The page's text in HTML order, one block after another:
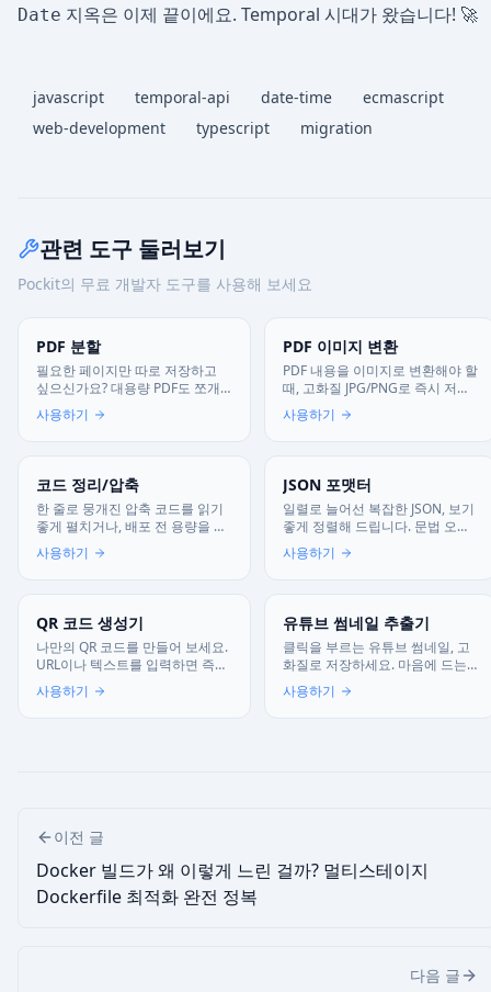
Date 지옥은 이제 끝이에요. Temporal 시대가 왔습니다! 🚀
javascript temporal-api date-time
ecmascript
web-development
typescript migration
관련 도구 둘러보기
Pockit의 무료 개발자 도구를 사용해 보세요
PDF 분할
필요한 페이지만 따로 저장하고
싶으신가요? 대용량 PDF도 쪼개
서 원하는 부분만 안전하게 추출
해 드립니다.
사용하기
PDF 이미지 변환
PDF 내용을 이미지로 변환해야 할
때, 고화질 JPG/PNG로 즉시 저장
해 드립니다. 모든 과정은 브라우
저 내부에서 진행됩니다.
사용하기
코드 정리/압축
한 줄로 뭉개진 압축 코드를 읽기
좋게 펼치거나, 배포 전 용량을 확
줄여보세요. JS, CSS, HTML 모두
지원하고 서버로 전송되지 않아
사용하기
JSON 포맷터
일렬로 늘어선 복잡한 JSON, 보기
좋게 정렬해 드립니다. 문법 오류
는 없는지 검사하고 들여쓰기를
맞춰 깔끔하게 변환하세요.
사용하기
QR 코드 생성기
나만의 QR 코드를 만들어 보세요.
URL이나 텍스트를 입력하면 즉시
생성됩니다. 물론 이미지 저장은
무료입니다.
사용하기
유튜브 썸네일 추출기
클릭을 부르는 유튜브 썸네일, 고
화질로 저장하세요. 마음에 드는
영상의 커버 이미지를 가장 큰 사
이즈로 가져옵니다.
사용하기
이전 글
Docker 빌드가 왜 이렇게 느린 걸까? 멀티스테이지
Dockerfile 최적화 완전 정복
다음 글